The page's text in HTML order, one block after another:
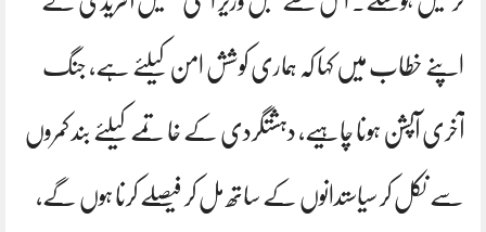
اپنے خطاب میں کہا کہ ہماری کوشش امن کیلئے ہے، جنگ
آخری آپشن ہونا چاہیے، دہشتگردی کے خاتمے کیلئے بند کمروں
سے نکل کر سیاستدانوں کے ساتھ مل کر فیصلے کرنا ہوں گے،